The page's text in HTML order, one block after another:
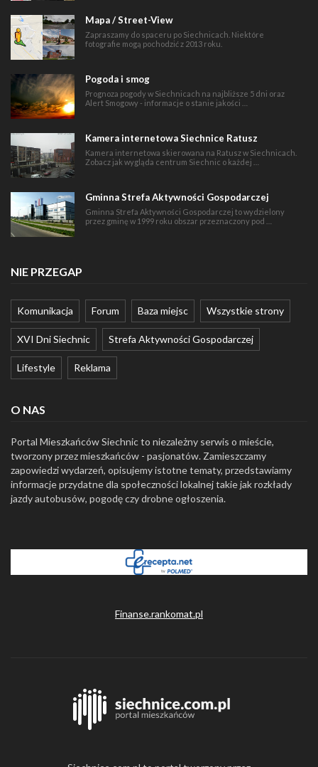
Mapa / Street-View
Zapraszamy do spaceru po Siechnicach. Niektóre
fotografie mogą pochodzić z 2013 roku.
Pogoda i smog
Prognoza pogody w Siechnicach na najbliższe 5 dni oraz
Alert Smogowy - informacje o stanie jakości …
Kamera internetowa Siechnice Ratusz
Kamera internetowa skierowana na Ratusz w Siechnicach.
Zobacz jak wygląda centrum Siechnic o każdej …
Gminna Strefa Aktywności Gospodarczej
Gminna Strefa Aktywności Gospodarczej to wydzielony
przez gminę w 1999 roku obszar przeznaczony pod …
NIE PRZEGAP
Komunikacja Forum Baza miejsc Wszystkie strony
XVI Dni Siechnic Strefa Aktywności Gospodarczej
Lifestyle Reklama
O NAS
Portal Mieszkańców Siechnic to niezależny serwis o mieście,
tworzony przez mieszkańców - pasjonatów. Zamieszczamy
zapowiedzi wydarzeń, opisujemy istotne tematy, przedstawiamy
informacje przydatne dla społeczności lokalnej takie jak rozkłady
jazdy autobusów, pogodę czy drobne ogłoszenia.
Finanse.rankomat.pl